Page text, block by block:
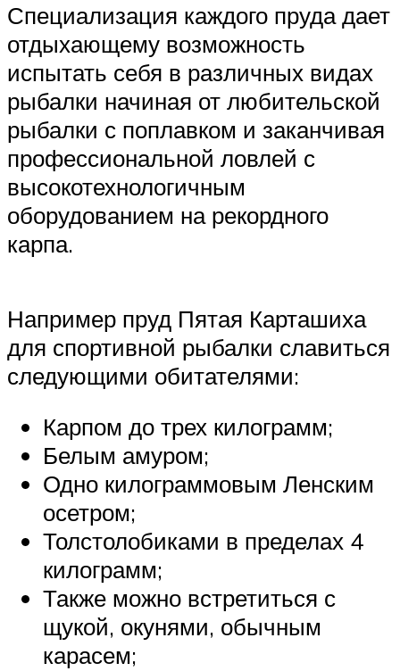
Специализация каждого пруда дает
отдыхающему возможность
испытать себя в различных видах
рыбалки начиная от любительской
рыбалки с поплавком и заканчивая
профессиональной ловлей с
высокотехнологичным
оборудованием на рекордного
карпа.
Например пруд Пятая Карташиха
для спортивной рыбалки славиться
следующими обитателями:
Карпом до трех килограмм;
Белым амуром;
Одно килограммовым Ленским
осетром;
Толстолобиками в пределах 4
килограмм;
Также можно встретиться с
щукой, окунями, обычным
карасем;